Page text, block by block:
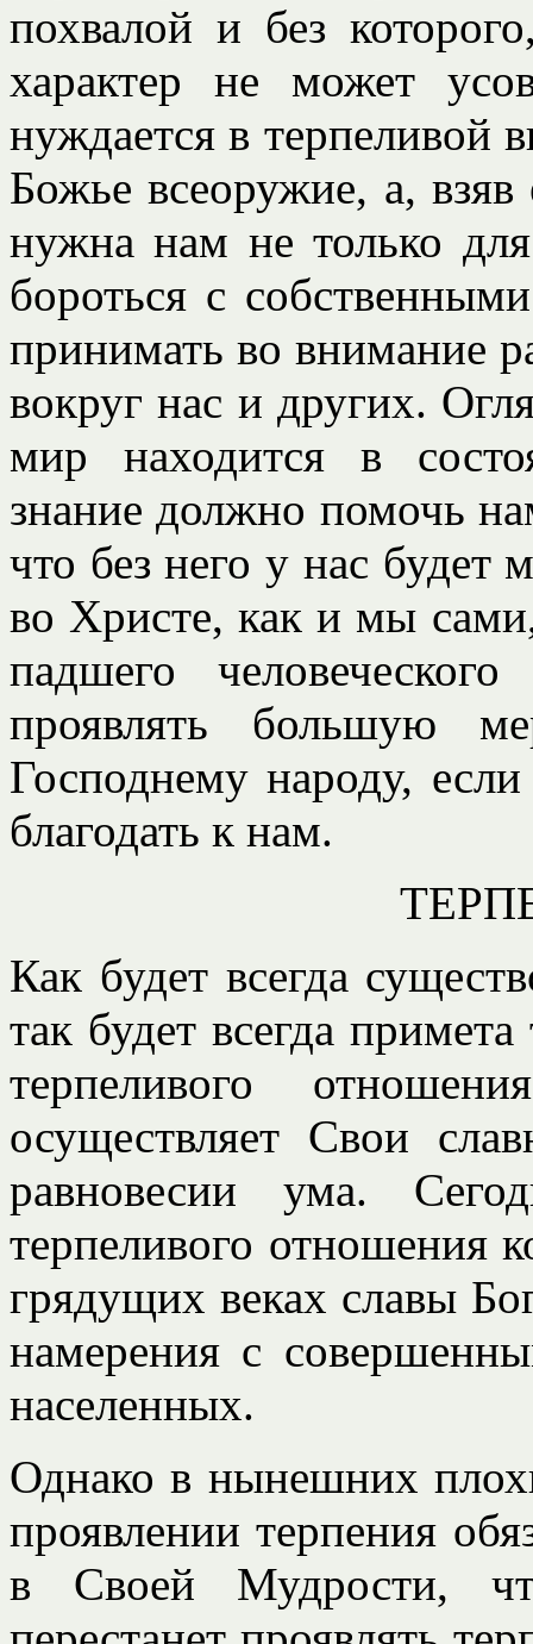
похвалой и без
характер не может
нуждается в терпеливой
Божье всеоружие, а,
нужна нам не только
бороться с
принимать во внимание
вокруг нас и других.
мир находится в
знание должно помочь
что без него у нас будет
во Христе, как и мы
падшего
проявлять большую
Господнему народу,
благодать к нам.
Как будет всегда
так будет всегда
терпеливого
осуществляет Свои
равновесии ума.
терпеливого отношения
грядущих веках славы
намерения с
населенных.
Однако в нынешних
проявлении терпения
в Своей Мудрости,